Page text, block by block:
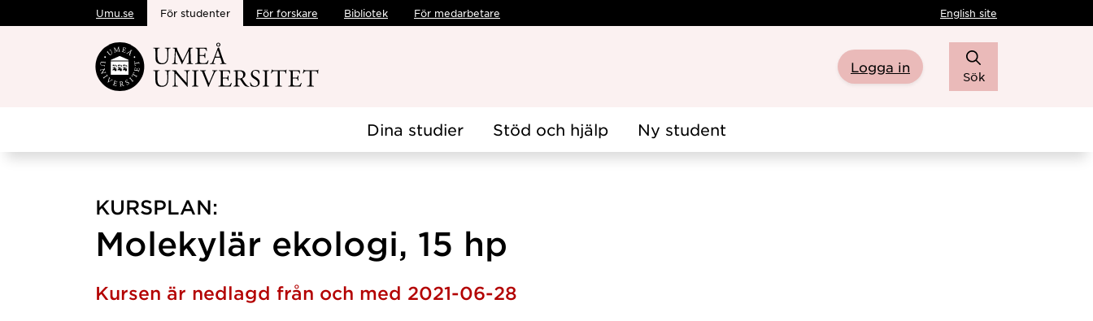
Hoppa direkt till innehållet
Umu.se För studenter För forskare Bibliotek För medarbetare English site
Logga in
Sök
Dina studier Stöd och hjälp Ny student
KURSPLAN:
Molekylär ekologi, 15 hp
Kursen är nedlagd från och med 2021-06-28